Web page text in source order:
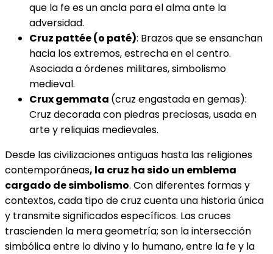
que la fe es un ancla para el alma ante la
adversidad.
Cruz pattée (o paté): Brazos que se ensanchan
hacia los extremos, estrecha en el centro.
Asociada a órdenes militares, simbolismo
medieval.
Crux gemmata (cruz engastada en gemas):
Cruz decorada con piedras preciosas, usada en
arte y reliquias medievales.
Desde las civilizaciones antiguas hasta las religiones
contemporáneas, la cruz ha sido un emblema
cargado de simbolismo. Con diferentes formas y
contextos, cada tipo de cruz cuenta una historia única
y transmite significados específicos. Las cruces
trascienden la mera geometría; son la intersección
simbólica entre lo divino y lo humano, entre la fe y la